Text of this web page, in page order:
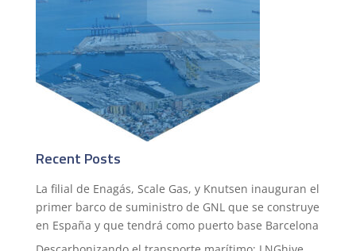
Recent Posts
La filial de Enagás, Scale Gas, y Knutsen inauguran el
primer barco de suministro de GNL que se construye
en España y que tendrá como puerto base Barcelona